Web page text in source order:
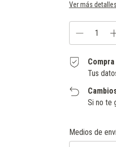
Ver más detalles
Tus
Si no te
Entregas para el
Medios de